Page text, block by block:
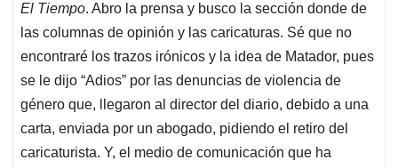
A
p
p
o
o
k
d
I
n
d
s
El Tiempo. Abro la prensa y busco la sección donde de
las columnas de opinión y las caricaturas. Sé que no
encontraré los trazos irónicos y la idea de Matador, pues
se le dijo “Adios” por las denuncias de violencia de
género que, llegaron al director del diario, debido a una
carta, enviada por un abogado, pidiendo el retiro del
caricaturista. Y, el medio de comunicación que ha